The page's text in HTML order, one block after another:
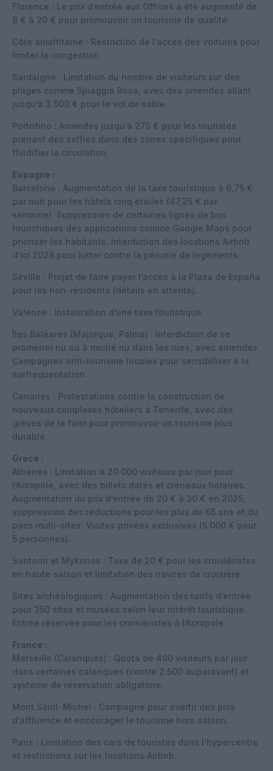
Florence : Le prix d’entrée aux Offices a été augmenté de
8 € à 20 € pour promouvoir un tourisme de qualité.
Côte amalfitaine : Restriction de l’accès des voitures pour
limiter la congestion.
Sardaigne : Limitation du nombre de visiteurs sur des
plages comme Spiaggia Rosa, avec des amendes allant
jusqu’à 3 500 € pour le vol de sable.
Portofino : Amendes jusqu’à 275 € pour les touristes
prenant des selfies dans des zones spécifiques pour
fluidifier la circulation.
Espagne :
Barcelone : Augmentation de la taxe touristique à 6,75 €
par nuit pour les hôtels cinq étoiles (47,25 € par
semaine). Suppression de certaines lignes de bus
touristiques des applications comme Google Maps pour
prioriser les habitants. Interdiction des locations Airbnb
d’ici 2028 pour lutter contre la pénurie de logements.
Séville : Projet de faire payer l’accès à la Plaza de España
pour les non-résidents (détails en attente).
Valence : Instauration d’une taxe touristique.
Îles Baléares (Majorque, Palma) : Interdiction de se
promener nu ou à moitié nu dans les rues, avec amendes.
Campagnes anti-tourisme locales pour sensibiliser à la
surfréquentation.
Canaries : Protestations contre la construction de
nouveaux complexes hôteliers à Tenerife, avec des
grèves de la faim pour promouvoir un tourisme plus
durable.
Grèce :
Athènes : Limitation à 20 000 visiteurs par jour pour
l’Acropole, avec des billets datés et créneaux horaires.
Augmentation du prix d’entrée de 20 € à 30 € en 2025,
suppression des réductions pour les plus de 65 ans et du
pass multi-sites. Visites privées exclusives (5 000 € pour
5 personnes).
Santorin et Mykonos : Taxe de 20 € pour les croisiéristes
en haute saison et limitation des navires de croisière.
Sites archéologiques : Augmentation des tarifs d’entrée
pour 350 sites et musées selon leur intérêt touristique.
Entrée réservée pour les croisiéristes à l’Acropole.
France :
Marseille (Calanques) : Quota de 400 visiteurs par jour
dans certaines calanques (contre 2 500 auparavant) et
système de réservation obligatoire.
Mont Saint-Michel : Campagne pour avertir des pics
d’affluence et encourager le tourisme hors saison.
Paris : Limitation des cars de touristes dans l’hypercentre
et restrictions sur les locations Airbnb.